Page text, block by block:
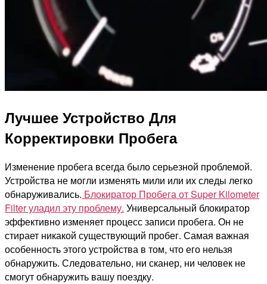
Лучшее Устройство Для
Корректировки Пробега
Изменение пробега всегда было серьезной проблемой.
Устройства не могли изменять мили или их следы легко
обнаруживались. Блокиратор Пробега от Super Kilometer
Filter уладил эту проблему. Универсальный блокиратор
эффективно изменяет процесс записи пробега. Он не
стирает никакой существующий пробег. Самая важная
особенность этого устройства в том, что его нельзя
обнаружить. Следовательно, ни сканер, ни человек не
смогут обнаружить вашу поездку.